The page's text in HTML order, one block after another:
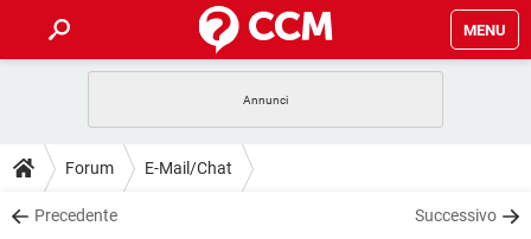
MENU
INTRATTENIMENTO
iOS
GUIDE
COVID-19
DOWNLOAD
Forum E-Mail/Chat
Precedente Successivo